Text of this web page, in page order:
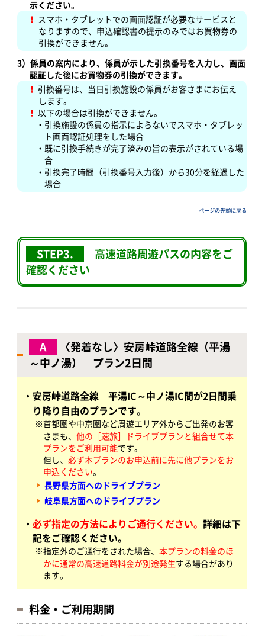
示ください。
！ スマホ・タブレットでの画面認証が必要なサービスと
なりますので、申込確認書の提示のみではお買物券の
引換ができません。
3）係員の案内により、係員が示した引換番号を入力し、画面
認証した後にお買物券の引換ができます。
！ 引換番号は、当日引換施設の係員がお客さまにお伝え
します。
！ 以下の場合は引換ができません。
・引換施設の係員の指示によらないでスマホ・タブレッ
ト画面認証処理をした場合
・既に引換手続きが完了済みの旨の表示がされている場
合
・引換完了時間（引換番号入力後）から30分を経過した
場合
ページの先頭に戻る
STEP3.
高速道路周遊パスの内容をご
確認ください
A
〈発着なし〉安房峠道路全線（平湯
～中ノ湯） プラン2日間
・安房峠道路全線 平湯IC～中ノ湯IC間が2日間乗
り降り自由のプランです。
※首都圏や中京圏など周遊エリア外からご出発のお客
さまも、 他の［速旅］ドライブプランと組合せて本
プランをご利用可能です。
但し、 必ず本プランのお申込前に先に他プランをお
申込ください。
長野県方面へのドライブプラン
岐阜県方面へのドライブプラン
・ 必ず指定の方法によりご通行ください。 詳細は下
記をご確認ください。
※指定外のご通行をされた場合、 本プランの料金のほ
かに通常の高速道路料金が別途発生する場合があり
ます。
料金・ご利用期間